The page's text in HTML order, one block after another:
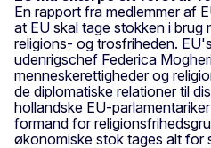
En rapport fra medlemmer af
at EU skal tage stokken i
religions- og trosfriheden.
udenrigschef Federica
menneskerettigheder og
de diplomatiske relationer til
hollandske EU-
formand for
økonomiske stok tages alt for